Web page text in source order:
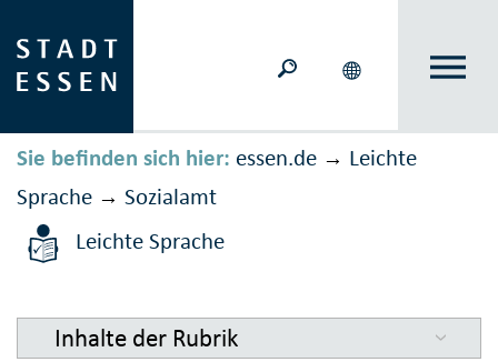
Sie befinden sich hier: essen.de → Leichte
Sprache → Sozialamt
Leichte Sprache
Inhalte der Rubrik